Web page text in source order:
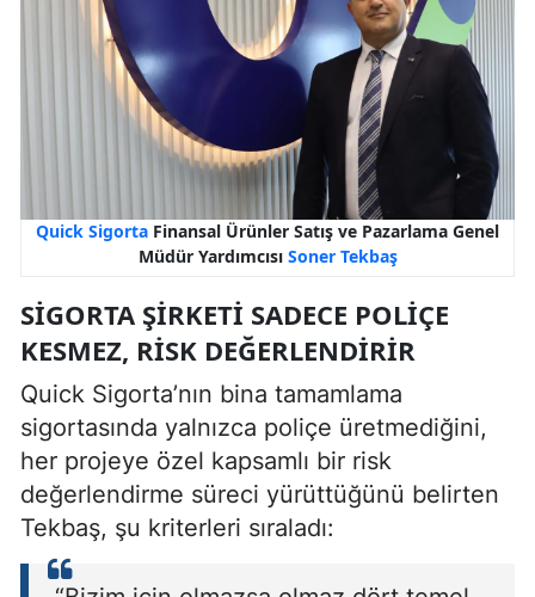
Quick Sigorta Finansal Ürünler Satış ve Pazarlama Genel
Müdür Yardımcısı Soner Tekbaş
SIGORTA ŞIRKETI SADECE POLIÇE
KESMEZ, RISK DEĞERLENDIRIR
Quick Sigorta’nın bina tamamlama
sigortasında yalnızca poliçe üretmediğini,
her projeye özel kapsamlı bir risk
değerlendirme süreci yürüttüğünü belirten
Tekbaş, şu kriterleri sıraladı: